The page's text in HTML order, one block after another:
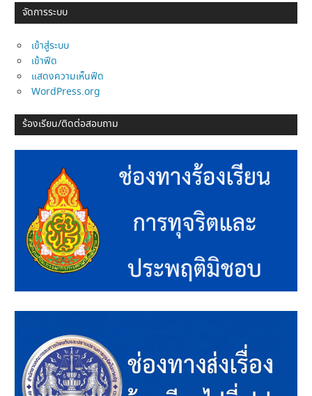
จัดการระบบ
เข้าสู่ระบบ
เข้าฟีด
แสดงความเห็นฟีด
WordPress.org
ร้องเรียน/ติดต่อสอบถาม